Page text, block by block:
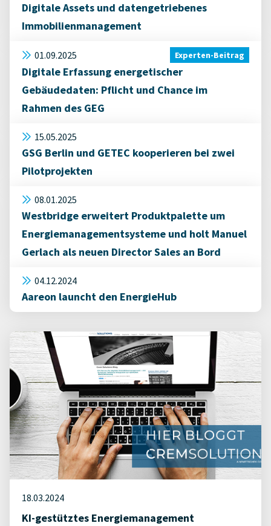
Digitale Assets und datengetriebenes
Immobilienmanagement
01.09.2025 Experten-Beitrag
Digitale Erfassung energetischer
Gebäudedaten: Pflicht und Chance im
Rahmen des GEG
15.05.2025
GSG Berlin und GETEC kooperieren bei zwei
Pilotprojekten
08.01.2025
Westbridge erweitert Produktpalette um
Energiemanagementsysteme und holt Manuel
Gerlach als neuen Director Sales an Bord
04.12.2024
Aareon launcht den EnergieHub
18.03.2024
KI-gestütztes Energiemanagement